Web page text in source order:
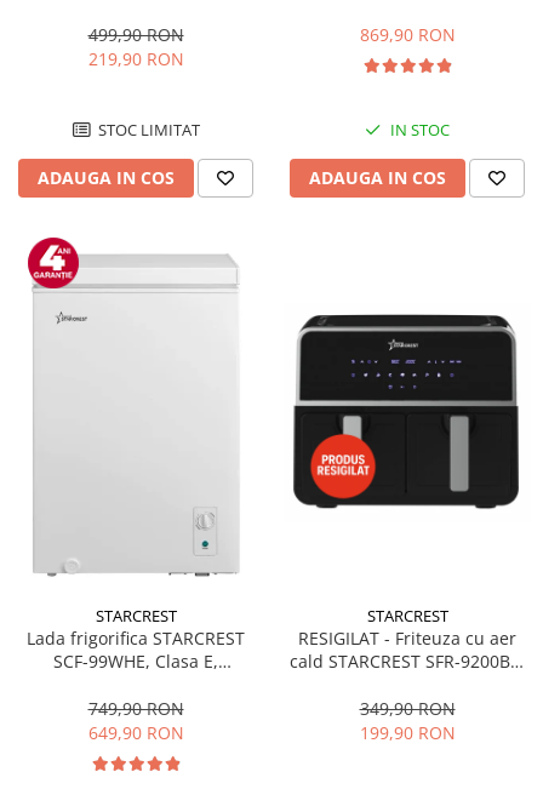
Termostat 80 - 200 °C, 12
programe, Negru
499,90 RON
219,90 RON
STOC LIMITAT
ADAUGA IN COS
convertibil - functie frigider,
Termostat reglabil, Alb
869,90 RON
IN STOC
ADAUGA IN COS
STARCREST
Lada frigorifica STARCREST
SCF-99WHE, Clasa E,
convertibil - functie frigider,
Termostat reglabil, Alb
749,90 RON
649,90 RON
STARCREST
RESIGILAT - Friteuza cu aer
cald STARCREST SFR-9200BK,
Termostat 80 - 200 °C, 8
programe predefinite, Negru
349,90 RON
199,90 RON